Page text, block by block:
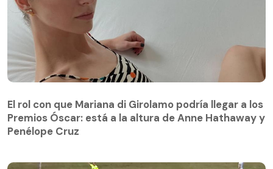
El rol con que Mariana di Girolamo podría llegar a los
Premios Óscar: está a la altura de Anne Hathaway y
Penélope Cruz